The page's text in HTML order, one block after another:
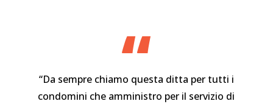
“
“Da sempre chiamo questa ditta per tutti i
condomini che amministro per il servizio di